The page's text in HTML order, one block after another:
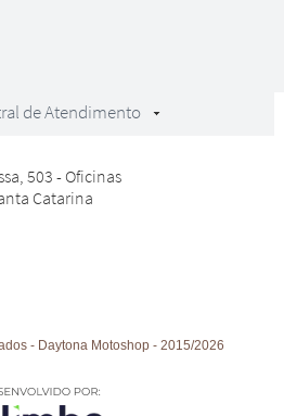
de Atendimento
503 - Oficinas
Catarina
-Daytona Motoshop -2015/2026